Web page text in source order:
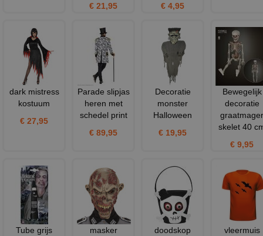
€ 21,95
€ 4,95
dark mistress
kostuum
€ 27,95
Parade slipjas
heren met
schedel print
€ 89,95
Decoratie
monster
Halloween
€ 19,95
Bewegelijk
decoratie
graatmager
skelet 40
€ 9,95
Tube grijs
masker
doodskop
vleermuis